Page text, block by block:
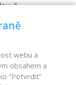
webu a
obsahem a
“Potvrdit“